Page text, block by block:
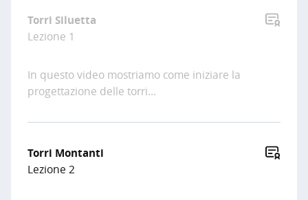
Torri Siluetta
Lezione 1
In questo video mostriamo come iniziare la
progettazione delle torri...
Torri Montanti
Lezione 2